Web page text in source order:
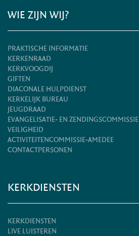
WIE ZIJN WIJ?
PRAKTISCHE INFORMATIE
KERKENRAAD
KERKVOOGDIJ
GIFTEN
DIACONALE HULPDIENST
KERKELIJK BUREAU
JEUGDRAAD
EVANGELISATIE- EN ZENDINGSCOMMISSIE
VEILIGHEID
ACTIVITEITENCOMMISSIE-AMEDEE
CONTACTPERSONEN
KERKDIENSTEN
KERKDIENSTEN
LIVE LUISTEREN